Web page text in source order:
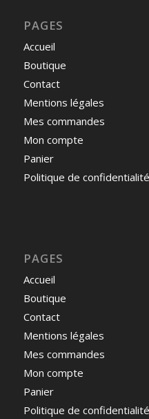
PAGES
Accueil
Boutique
Contact
Mentions légales
Mes commandes
Mon compte
Panier
Politique de confidentialité
PAGES
Accueil
Boutique
Contact
Mentions légales
Mes commandes
Mon compte
Panier
Politique de confidentialité